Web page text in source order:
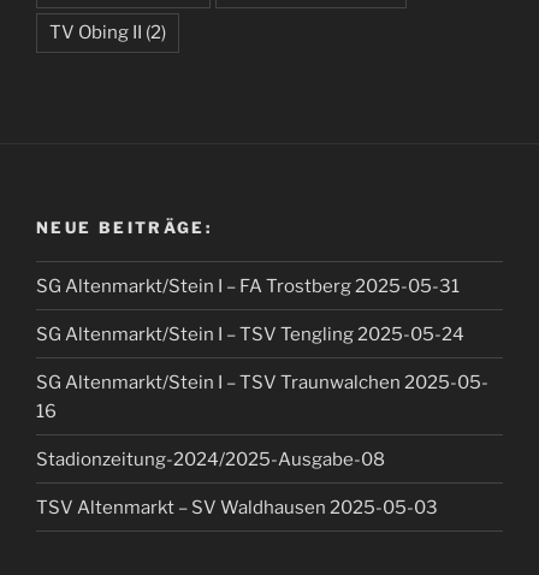
TV Obing II (2)
NEUE BEITRÄGE:
SG Altenmarkt/Stein I – FA Trostberg 2025-05-31
SG Altenmarkt/Stein I – TSV Tengling 2025-05-24
SG Altenmarkt/Stein I – TSV Traunwalchen 2025-05-
16
Stadionzeitung-2024/2025-Ausgabe-08
TSV Altenmarkt – SV Waldhausen 2025-05-03